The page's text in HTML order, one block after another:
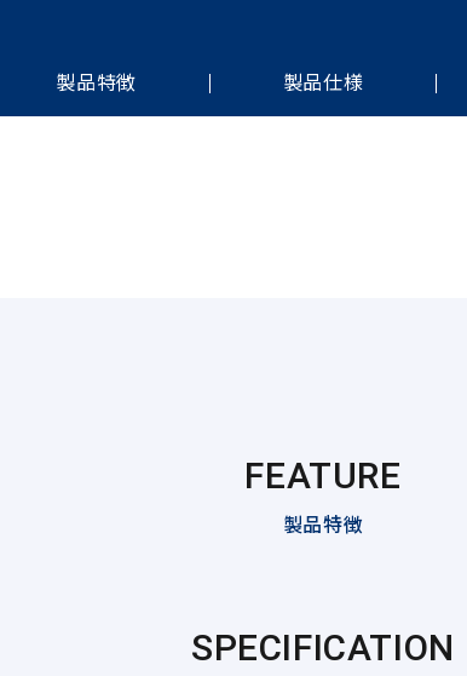
製品特徴 製品仕様
FEATURE
製品特徴
SPECIFICATION